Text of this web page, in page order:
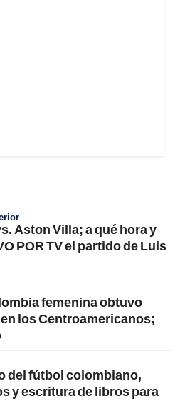
Aston Villa; a qué hora y
POR TV el partido de Luis
femenina obtuvo
los Centroamericanos;
del fútbol colombiano,
y escritura de libros para